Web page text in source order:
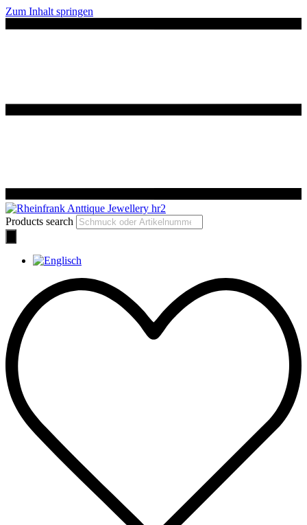
Zum Inhalt springen
Products search